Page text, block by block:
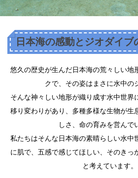
日本海の感動とジオダイブ
悠久の歴史が生んだ日本海の荒々しい地
クで、その姿はまさに水中の
そんな神々しい地形が織り成す水中世界
移り変わりがあり、多種多様な生物が生
しさ、命の育みを営んで
私たちはそんな日本海の素晴らしい水中
に肌で、五感で感じてほしい、そのきっ
と考えています。